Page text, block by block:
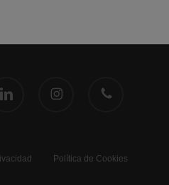
Política de Cookies